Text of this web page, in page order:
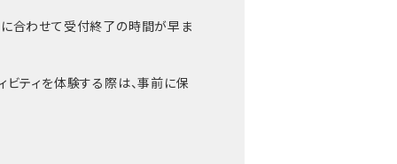
合わせて受付終了の時間が早ま
ティを体験する際は、事前に保